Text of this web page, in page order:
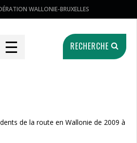
WALLONIE-BRUXELLES
☰ RECHERCHE
de la route en Wallonie de 2009 à